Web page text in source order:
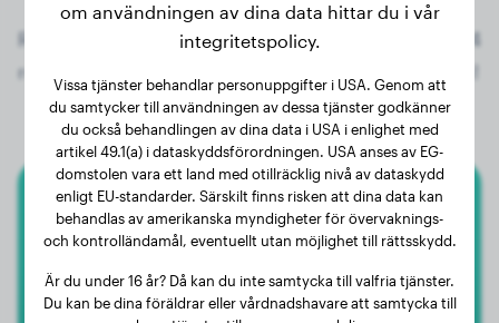
Registrera dig nu gratis och få tillgång till alla 114
registrerade hundar av rasen Strävhårig Vorsteh!
Strävhårig Vorsteh
Mailo
om användningen av dina data hittar du i vår
integritetspolicy.
Vissa tjänster behandlar personuppgifter i USA. Genom att
du samtycker till användningen av dessa tjänster godkänner
du också behandlingen av dina data i USA i enlighet med
artikel 49.1(a) i dataskyddsförordningen. USA anses av EG-
domstolen vara ett land med otillräcklig nivå av dataskydd
enligt EU-standarder. Särskilt finns risken att dina data kan
behandlas av amerikanska myndigheter för övervaknings-
och kontrolländamål, eventuellt utan möjlighet till rättsskydd.
Är du under 16 år? Då kan du inte samtycka till valfria tjänster.
Du kan be dina föräldrar eller vårdnadshavare att samtycka till